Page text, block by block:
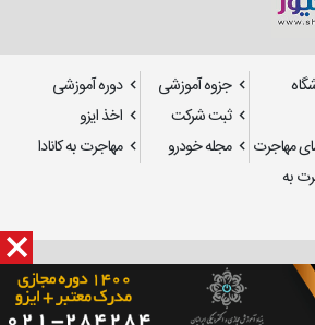
جزوه آموزشی
دوره آموزشی
ثبت شرکت
اخذ ایزو
مهاجرت مجله خودرو
مهاجرت به کانادا
به
سایتوسئو: استدیو تدسا